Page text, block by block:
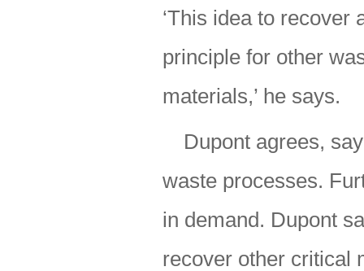
‘This idea to recover
principle for other
materials,’ he says.
Dupont agrees,
waste processes.
in demand. Dupont
recover other critical